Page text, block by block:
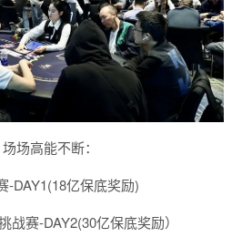
场高能不断：
-DAY1(18亿保底奖励)
战赛-DAY2(30亿保底奖励）